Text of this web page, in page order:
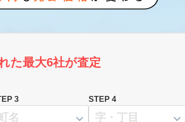
た最大6社が査定
3 STEP 4